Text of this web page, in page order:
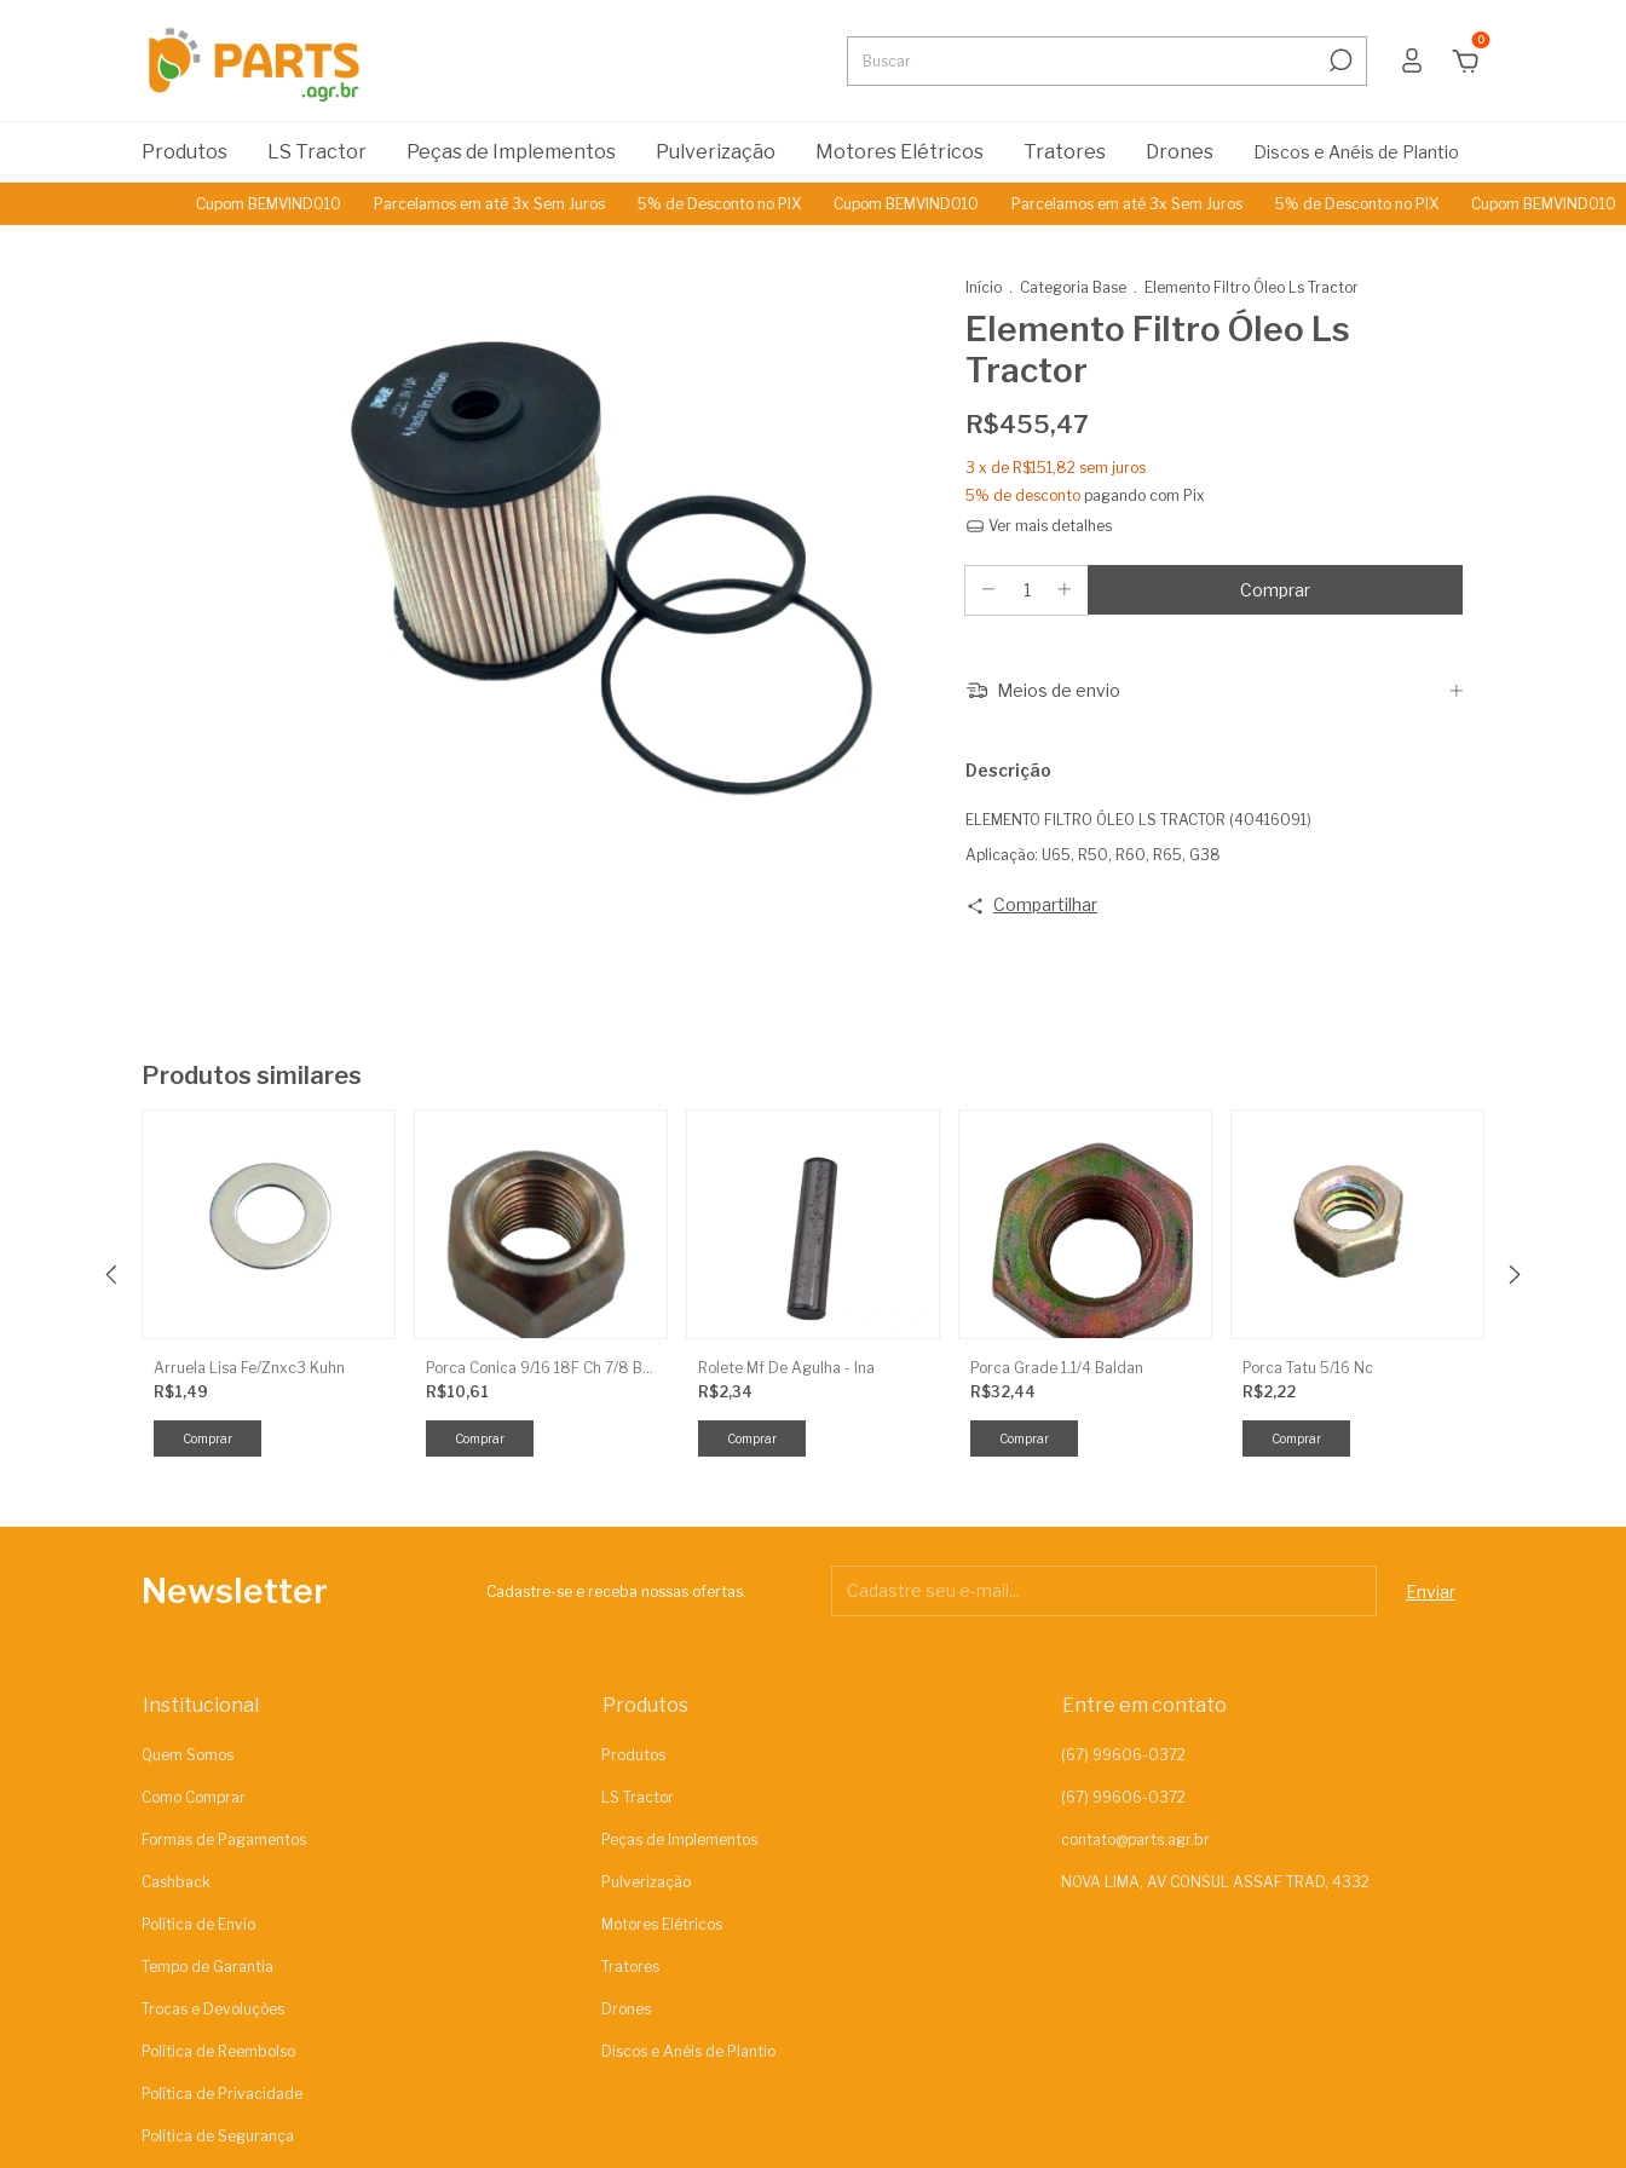
0
Produtos LS Tractor Peças de Implementos Pulverização Motores Elétricos Tratores Drones Discos e Anéis de Plantio
Cupom BEMVINDO10 Parcelamos em até 3x Sem Juros 5% de Desconto no PIX Cupom BEMVINDO10 Parcelamos em até 3x Sem Juros 5% de Desconto no PIX Cupom BEMVINDO10
Início . Categoria Base . Elemento Filtro Óleo Ls Tractor
Elemento Filtro Óleo Ls
Tractor
R$455,47
3 x de R$151,82 sem juros
5% de desconto pagando com Pix
Ver mais detalhes
Meios de envio
Descrição
ELEMENTO FILTRO ÓLEO LS TRACTOR (40416091)
Aplicação: U65, R50, R60, R65, G38
Compartilhar
Produtos similares
Arruela Lisa Fe/Znxc3 Kuhn
R$1,49
Porca Conica 9/16 18F Ch 7/8 Baldan
R$10,61
Rolete Mf De Agulha - Ina
R$2,34
Porca Grade 1.1/4 Baldan
R$32,44
Porca Tatu 5/16 Nc
R$2,22
Newsletter Cadastre-se e receba nossas ofertas.
Institucional
Quem Somos
Como Comprar
Formas de Pagamentos
Cashback
Política de Envio
Tempo de Garantia
Trocas e Devoluções
Política de Reembolso
Política de Privacidade
Política de Segurança
Produtos
Produtos
LS Tractor
Peças de Implementos
Pulverização
Motores Elétricos
Tratores
Drones
Discos e Anéis de Plantio
Entre em contato
contato@parts.agr.br
NOVA LIMA, AV CONSUL ASSAF TRAD, 4332